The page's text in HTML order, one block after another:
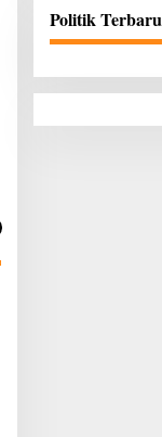
Politik Terbaru